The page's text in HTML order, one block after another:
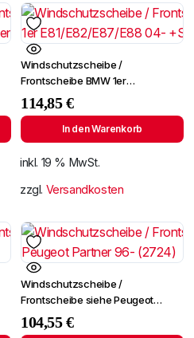
Windschutzscheibe /
Frontscheibe BMW 1er
E81/E82/E87/E88 04-
+Spiegelhalter
114,85€
In den Warenkorb
inkl. 19 % MwSt.
zzgl. Versandkosten
Windschutzscheibe /
Frontscheibe siehe Peugeot
Partner 96- (2724)
104,55€